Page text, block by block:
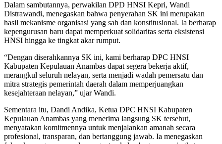
Dalam sambutannya, perwakilan DPD HNSI Kepri, Wandi
Distrawandi, menegaskan bahwa penyerahan SK ini merupakan
hasil mekanisme organisasi yang sah dan konstitusional. Ia berharap
kepengurusan baru dapat memperkuat solidaritas serta eksistensi
HNSI hingga ke tingkat akar rumput.
“Dengan diserahkannya SK ini, kami berharap DPC HNSI
Kabupaten Kepulauan Anambas dapat segera bekerja aktif,
merangkul seluruh nelayan, serta menjadi wadah pemersatu dan
mitra strategis pemerintah daerah dalam memperjuangkan
kesejahteraan nelayan,” ujar Wandi.
Sementara itu, Dandi Andika, Ketua DPC HNSI Kabupaten
Kepulauan Anambas yang menerima langsung SK tersebut,
menyatakan komitmennya untuk menjalankan amanah secara
profesional, transparan, dan bertanggung jawab. Ia menegaskan